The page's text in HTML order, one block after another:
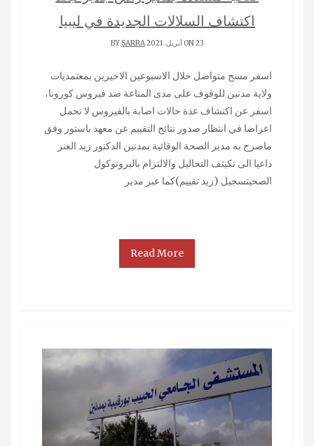
اكتشاف السلالات الجديدة في ليبيا
ON 23 أبريل، 2021 BY SARRA
اسفر مسح متواصل خلال الاسبوعين الاخيرين بمعتمديات
ولاية مدنين للوقوف على مدى المناعة ضد فيروس كورونا،
اسفر عن اكتشاف عدة حالات اصابة بالفيروس لا تحمل
اعراضا في انتظار صدور نتائج التقييم عن معهد باستور وفق
ماصرح به مدير الصحة الوقائية بمدنين الدكتور زيد العنز
داعيا الى تكيثف التحاليل والالتزام بالبروتوكول
الصحيتسجيل (زيد تقييم)كما عبر مدير
Read More